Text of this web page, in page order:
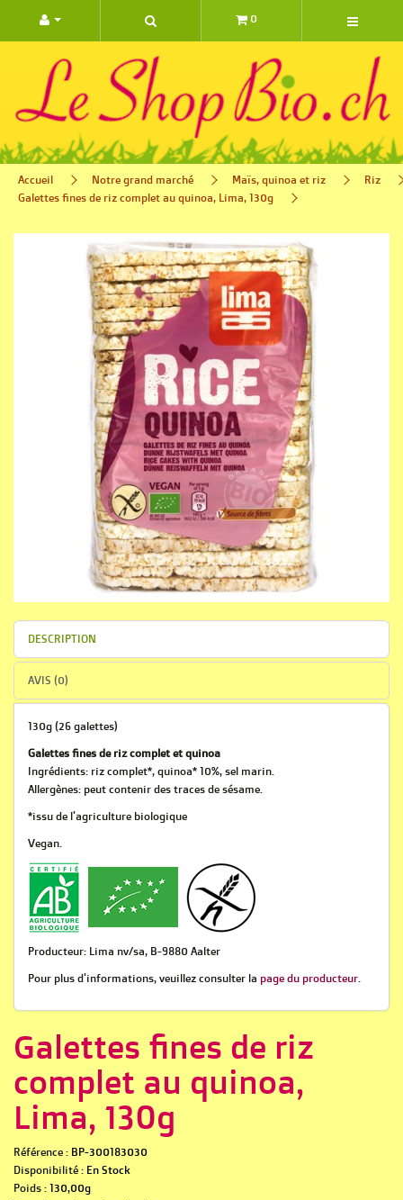
0
Accueil Notre grand marché Maïs, quinoa et riz
Riz
Galettes fines de riz complet au quinoa, Lima, 130g
DESCRIPTION
AVIS (0)
130g (26 galettes)
Galettes fines de riz complet et quinoa
Ingrédients: riz complet*, quinoa* 10%, sel marin.
Allergènes: peut contenir des traces de sésame.
*issu de l'agriculture biologique
Vegan.
Producteur: Lima nv/sa, B-9880 Aalter
Pour plus d'informations, veuillez consulter la page du producteur
Galettes fines de riz
complet au quinoa,
Lima, 130g
Référence : BP-300183030
Disponibilité : En Stock
Poids : 130,00g